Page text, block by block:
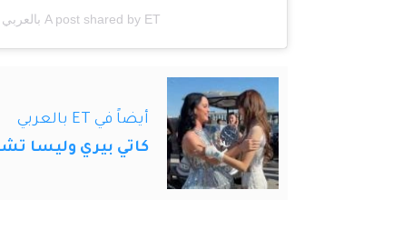
A post shared by ET بالعربي (@etbilarabi)
أيضاً في ET بالعربي
كاتي بيري وليسا تشعلان